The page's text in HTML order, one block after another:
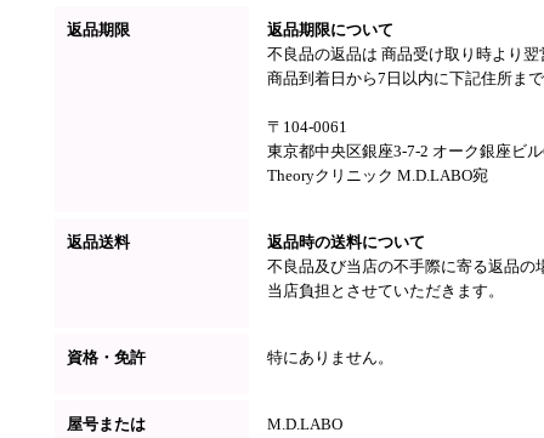
返品期限
返品期限について
不良品の返品は 商品受け取り時より
商品到着日から7日以内に下記住所ま
〒104-0061
東京都中央区銀座3-7-2 オーク銀座ビ
Theoryクリニック M.D.LABO宛
返品送料
返品時の送料について
不良品及び当店の不手際に寄る返品の
当店負担とさせていただきます。
資格・免許 特にありません。
屋号または
M.D.LABO